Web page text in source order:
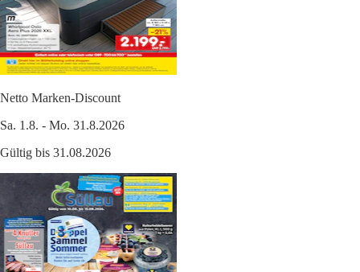
Netto Marken-Discount
Sa. 1.8. - Mo. 31.8.2026
Gültig bis 31.08.2026